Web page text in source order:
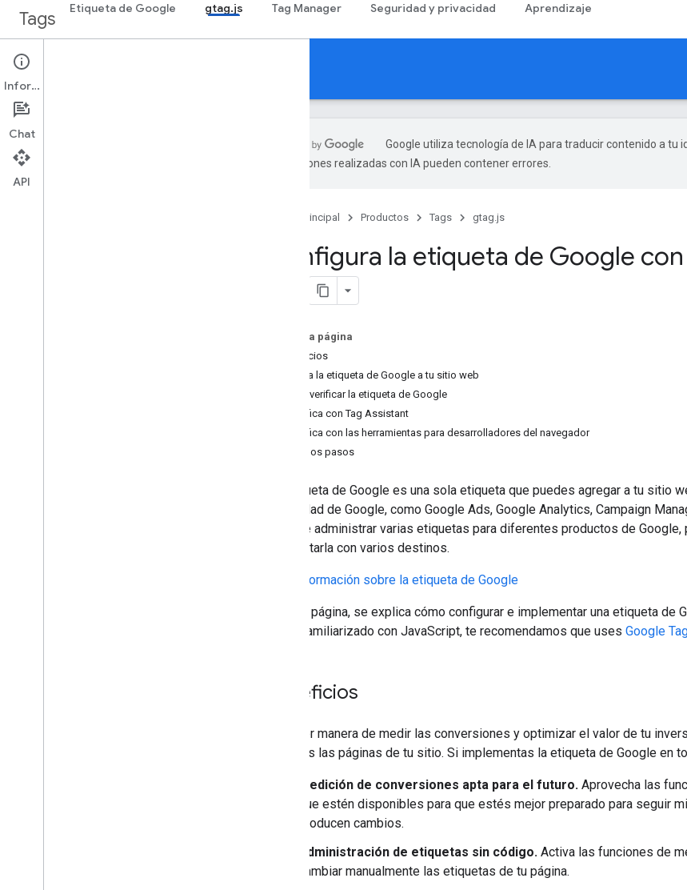
Tags Etiqueta de Google gtag.js Tag Manager Seguridad y privacidad Aprendizaje
gtag.js
Comenzar
Google utiliza tecnología de IA para traducir contenido a tu
traducciones realizadas con IA pueden contener errores.
Página principal Productos Tags gtag.js
Configura la etiqueta de Google
En esta página
Beneficios
Agrega la etiqueta de Google a tu sitio web
Cómo verificar la etiqueta de Google
Verifica con Tag Assistant
Verifica con las herramientas para desarrolladores del navegador
Próximos pasos
La etiqueta de Google es una sola etiqueta que puedes agregar a tu sitio
publicidad de Google, como Google Ads, Google Analytics, Campaign
lugar de administrar varias etiquetas para diferentes productos de
y conectarla con varios destinos.
Más información sobre la etiqueta de Google
En esta página, se explica cómo configurar e implementar una etiqueta
estás familiarizado con JavaScript, te recomendamos que uses Google
Beneficios
La mejor manera de medir las conversiones y optimizar el valor de tu
en todas las páginas de tu sitio. Si implementas la etiqueta de Google
Medición de conversiones apta para el futuro. Aprovecha las
que estén disponibles para que estés mejor preparado para seguir
producen cambios.
Administración de etiquetas sin código. Activa las funciones de
cambiar manualmente las etiquetas de tu página.
Información
Chat
API